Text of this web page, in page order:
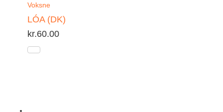
Voksne
LÓA (DK)
kr.60.00